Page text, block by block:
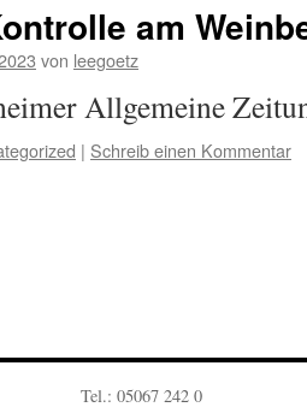
am
von leegoetz
Allgemeine
| Schreib einen Kommentar
Tel.: 05067 242 0